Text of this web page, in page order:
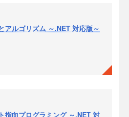
アルゴリズム ～.NET 対応版～
指向プログラミング ～.NET 対